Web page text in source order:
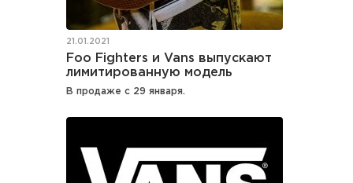
21.01.2021
Foo Fighters и Vans выпускают
лимитированную модель
В продаже с 29 января.